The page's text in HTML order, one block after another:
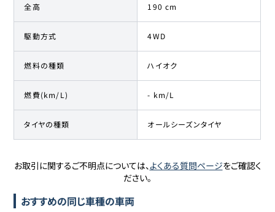
全高 190 cm
駆動方式 4WD
燃料の種類 ハイオク
燃費(km/L) - km/L
タイヤの種類 オールシーズンタイヤ
お取引に関するご不明点については、よくある質問ページをご確認く
ださい。
おすすめの同じ車種の車両